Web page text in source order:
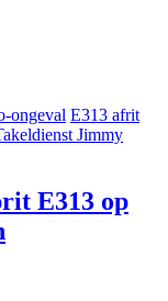
ongeval E313 afrit
Jimmy
E313 op